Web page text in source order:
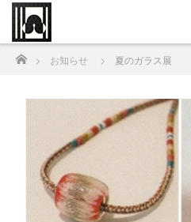
ホーム
お知らせ 夏のガラス展